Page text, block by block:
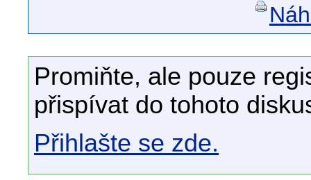
Promiňte, ale pouze
přispívat do tohoto
Přihlašte se zde.